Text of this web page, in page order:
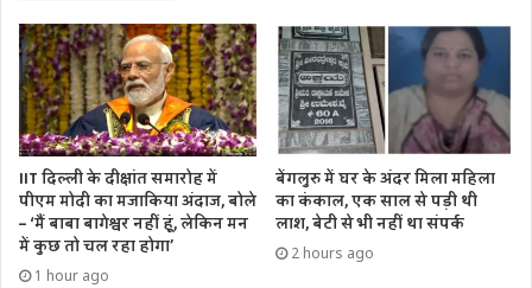
IIT दिल्ली के दीक्षांत समारोह में
पीएम मोदी का मजाकिया अंदाज, बोले
– ‘मैं बाबा बागेश्वर नहीं हूं, लेकिन मन
में कुछ तो चल रहा होगा’
1 hour ago
बेंगलुरु में घर के अंदर मिला महिला
का कंकाल, एक साल से पड़ी थी
लाश, बेटी से भी नहीं था संपर्क
2 hours ago